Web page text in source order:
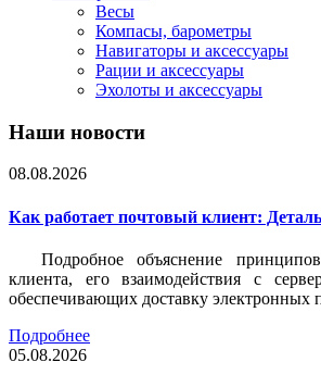
Весы
Компасы, барометры
Навигаторы и аксессуары
Рации и аксессуары
Эхолоты и аксессуары
Наши новости
08.08.2026
Как работает почтовый клиент:
Подробное объяснение
клиента, его взаимодействия с
обеспечивающих доставку электронных
Подробнее
05.08.2026